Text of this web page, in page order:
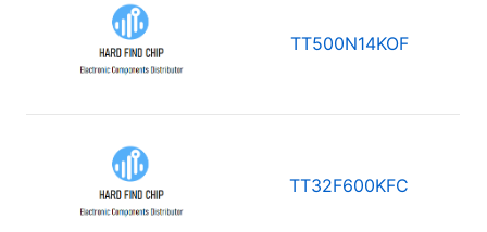
TT500N14KOF
TT32F600KFC